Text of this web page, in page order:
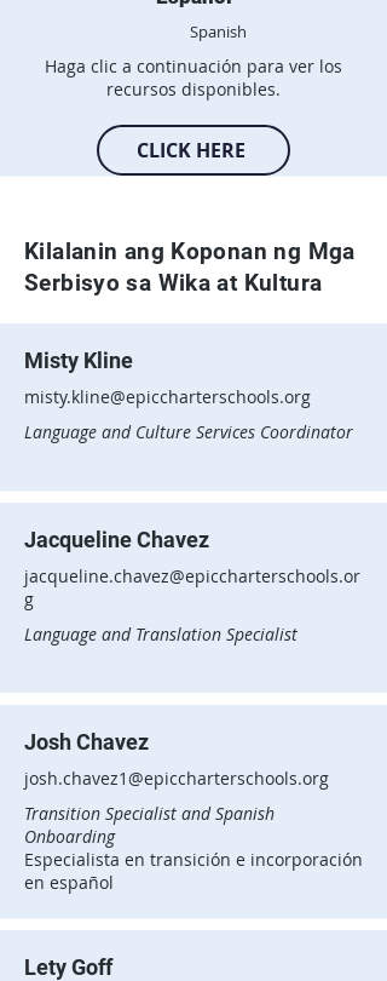
Spanish
Haga clic a continuación para ver los
recursos disponibles.
CLICK HERE
Kilalanin ang Koponan ng Mga
Serbisyo sa Wika at Kultura
Misty Kline
misty.kline@epiccharterschools.org
Language and Culture Services Coordinator
Jacqueline Chavez
jacqueline.chavez@epiccharterschools.or
g
Language and Translation Specialist
Josh Chavez
josh.chavez1@epiccharterschools.org
Transition Specialist and Spanish
Onboarding
Especialista en transición e incorporación
en español
Lety Goff